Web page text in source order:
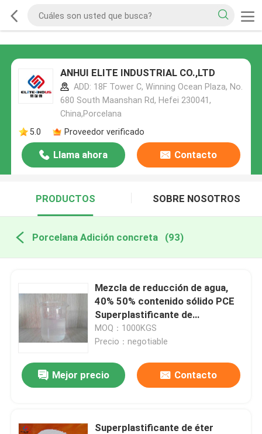
ANHUI ELITE INDUSTRIAL CO.,LTD
ADD: 18F Tower C, Winning Ocean Plaza, No.
680 South Maanshan Rd, Hefei 230041,
China,Porcelana
5.0
Proveedor verificado
Llama ahora Contacto
PRODUCTOS SOBRE NOSOTROS
Porcelana Adición concreta (93)
Mezcla de reducción de agua,
40% 50% contenido sólido PCE
Superplastificante de
policarboxilato
MOQ：1000KGS
Precio：negotiable
Mejor precio Contacto
Superplastificante de éter